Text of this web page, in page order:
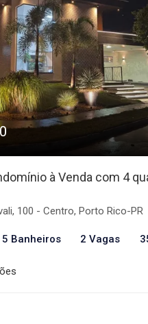
à Venda com 4
100 - Centro, Porto Rico-PR
5 Banheiros 2 Vagas